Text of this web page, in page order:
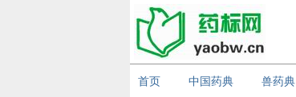
首页 中国药典 兽药典